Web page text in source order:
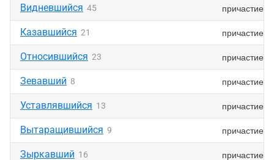
Видневшийся 45 причастие
Казавшийся 21 причастие
Относившийся 23 причастие
Зевавший 8 причастие
Уставлявшийся 13 причастие
Вытаращившийся 9 причастие
Зыркавший 16 причастие